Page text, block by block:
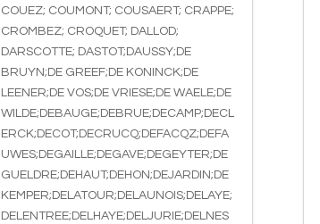
COUEZ; COUMONT; COUSAERT; CRAPPE;
CROMBEZ; CROQUET; DALLOD;
DARSCOTTE; DASTOT;DAUSSY;DE
BRUYN;DE GREEF;DE KONINCK;DE
LEENER;DE VOS;DE VRIESE;DE WAELE;DE
WILDE;DEBAUGE;DEBRUE;DECAMP;DECL
ERCK;DECOT;DECRUCQ;DEFACQZ;DEFA
UWES;DEGAILLE;DEGAVE;DEGEYTER;DE
GUELDRE;DEHAUT;DEHON;DEJARDIN;DE
KEMPER;DELATOUR;DELAUNOIS;DELAYE;
DELENTREE;DELHAYE;DELJURIE;DELNES